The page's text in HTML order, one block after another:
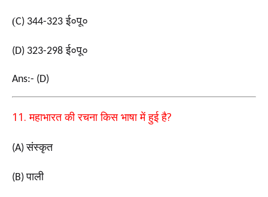
(C) 344-323 ई०पू०
(D) 323-298 ई०पू०
Ans:- (D)
11.महाभारत की रचना किस भाषा में हुई है?
(A)संस्कृत
(B)पाली